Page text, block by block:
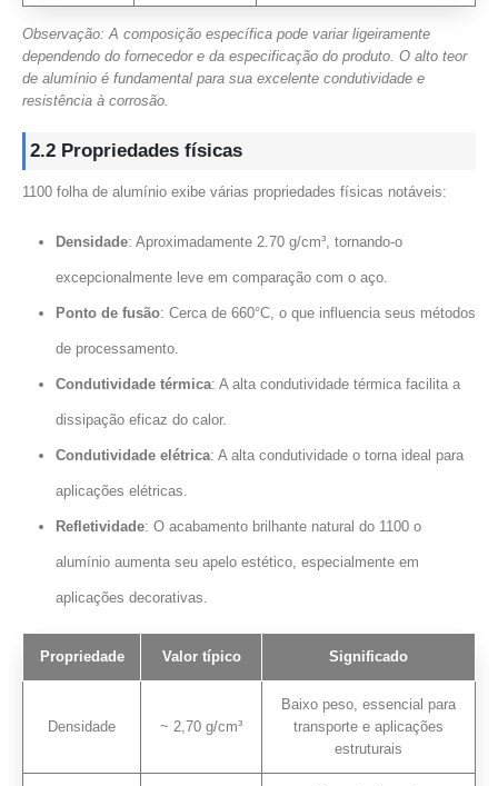
Observação: A composição específica pode variar ligeiramente
dependendo do fornecedor e da especificação do produto. O alto teor
de alumínio é fundamental para sua excelente condutividade e
resistência à corrosão.
2.2 Propriedades físicas
1100 folha de alumínio exibe várias propriedades físicas notáveis:
Densidade: Aproximadamente 2.70 g/cm³, tornando-o
excepcionalmente leve em comparação com o aço.
Ponto de fusão: Cerca de 660°C, o que influencia seus métodos
de processamento.
Condutividade térmica: A alta condutividade térmica facilita a
dissipação eficaz do calor.
Condutividade elétrica: A alta condutividade o torna ideal para
aplicações elétricas.
Refletividade: O acabamento brilhante natural do 1100 o
alumínio aumenta seu apelo estético, especialmente em
aplicações decorativas.
Propriedade Valor típico Significado
Densidade ~ 2,70 g/cm³
Baixo peso, essencial para
transporte e aplicações
estruturais